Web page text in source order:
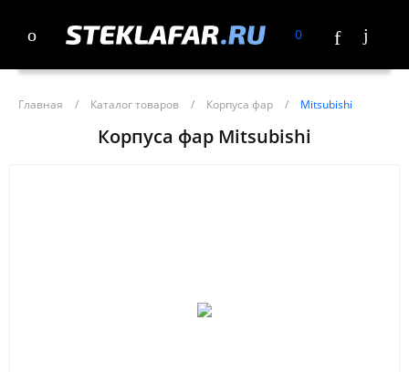
0
Главная / Каталог товаров / Корпуса фар / Mitsubishi
Корпуса фар Mitsubishi